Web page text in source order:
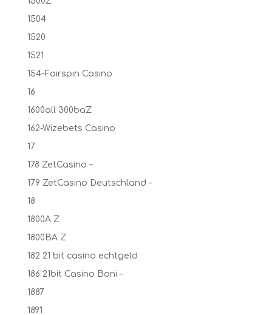
1504
1520
1521
154-Fairspin Casino
16
1600all 300baZ
162-Wizebets Casino
17
178 ZetCasino –
179 ZetCasino Deutschland –
18
1800A Z
1800BA Z
182 21 bit casino echtgeld
186 21bit Casino Boni –
1887
1891